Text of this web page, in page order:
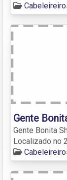
Gente
Gente Bonita
Localizado no